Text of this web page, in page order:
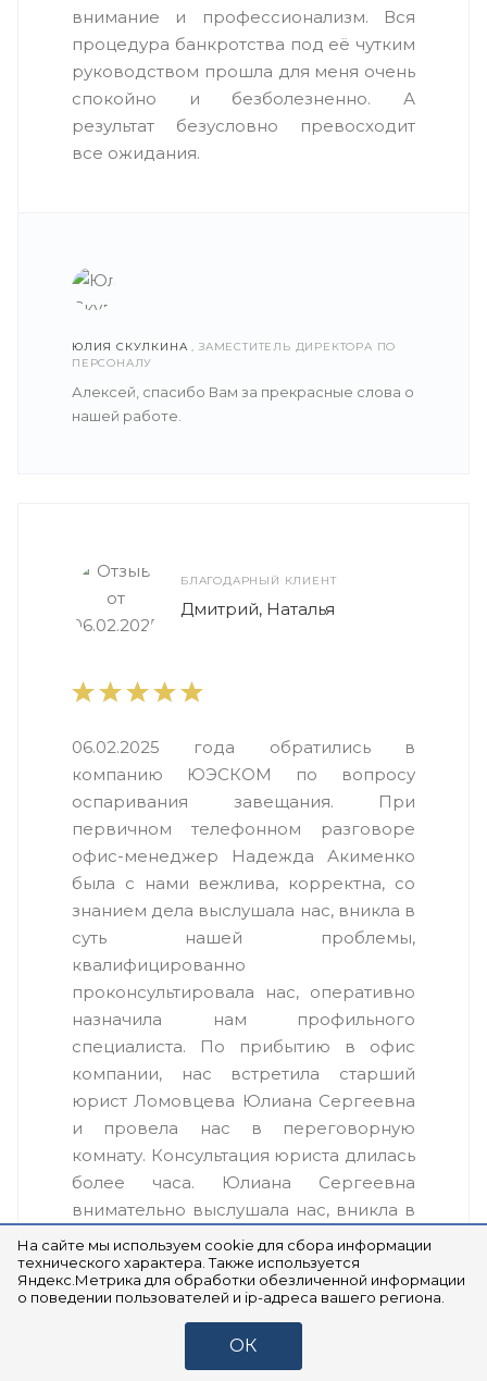
На сайте мы используем cookie для сбора информации
технического характера. Также используется
Яндекс.Метрика для обработки обезличенной информации
о поведении пользователей и ip-адреса вашего региона.
ОК
внимание и профессионализм. Вся
процедура банкротства под её чутким
руководством прошла для меня очень
спокойно и безболезненно. А
результат безусловно превосходит
все ожидания.
ЮЛИЯ СКУЛКИНА , ЗАМЕСТИТЕЛЬ ДИРЕКТОРА ПО
ПЕРСОНАЛУ
Алексей, спасибо Вам за прекрасные слова о
нашей работе.
БЛАГОДАРНЫЙ КЛИЕНТ
Дмитрий, Наталья
06.02.2025 года обратились в
компанию ЮЭСКОМ по вопросу
оспаривания завещания. При
первичном телефонном разговоре
офис-менеджер Надежда Акименко
была с нами вежлива, корректна, со
знанием дела выслушала нас, вникла в
суть нашей проблемы,
квалифицированно
проконсультировала нас, оперативно
назначила нам профильного
специалиста. По прибытию в офис
компании, нас встретила старший
юрист Ломовцева Юлиана Сергеевна
и провела нас в переговорную
комнату. Консультация юриста длилась
более часа. Юлиана Сергеевна
внимательно выслушала нас, вникла в
суть нашей проблемы, дала нашей
ситуации грамотную юридическую и
правовую оценку, обрисовала
возможные пути решения нашего
вопроса, по пунктам расписав план
наших действий. Особо приятно